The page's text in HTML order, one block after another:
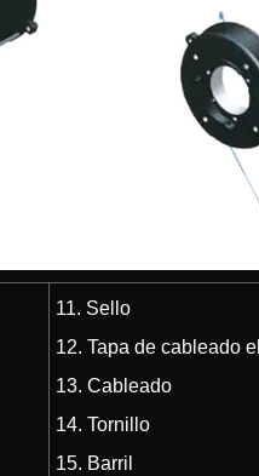
11. Sello
12. Tapa de cableado
13. Cableado
14. Tornillo
15. Barril